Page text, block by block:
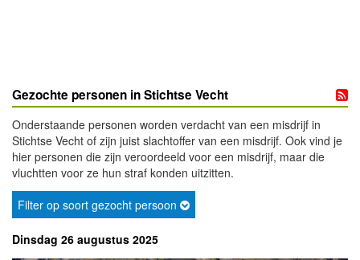
Gezochte personen in Stichtse Vecht
Onderstaande personen worden verdacht van een misdrijf in
Stichtse Vecht of zijn juist slachtoffer van een misdrijf. Ook vind je
hier personen die zijn veroordeeld voor een misdrijf, maar die
vluchtten voor ze hun straf konden uitzitten.
Filter op soort gezocht persoon
Dinsdag 26 augustus 2025